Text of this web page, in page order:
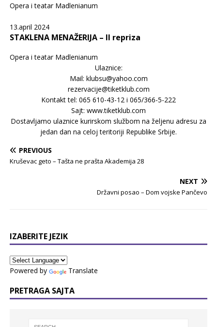
Opera i teatar Madlenianum
13.april 2024
STAKLENA MENAŽERIJA – II repriza
Opera i teatar Madlenianum
Ulaznice:
Mail: klubsu@yahoo.com
rezervacije@tiketklub.com
Kontakt tel: 065 610-43-12 i 065/366-5-222
Sajt: www.tiketklub.com
Dostavljamo ulaznice kurirskom službom na željenu adresu za
jedan dan na celoj teritoriji Republike Srbije.
PREVIOUS
Kruševac geto – Tašta ne prašta Akademija 28
NEXT
Državni posao – Dom vojske Pančevo
IZABERITE JEZIK
Powered by Translate
PRETRAGA SAJTA